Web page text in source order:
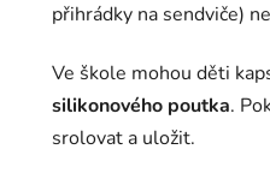
přihrádky na sendviče)
Ve škole mohou děti
silikonového poutka.
srolovat a uložit.